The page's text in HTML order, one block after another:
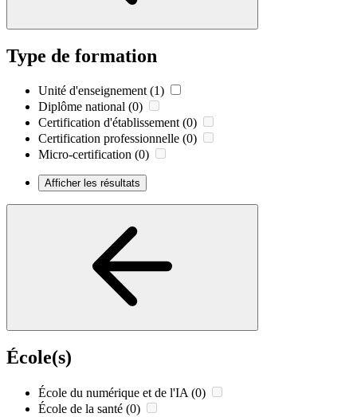
Type de formation
Unité d'enseignement (1)
Diplôme national (0)
Certification d'établissement (0)
Certification professionnelle (0)
Micro-certification (0)
Afficher les résultats
École(s)
École du numérique et de l'IA (0)
École de la santé (0)